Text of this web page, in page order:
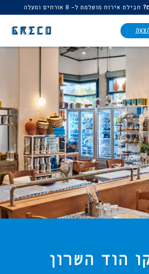
חבילת אירוח מושלמת ל- 8 אורחים ומעלה
הוד השרון